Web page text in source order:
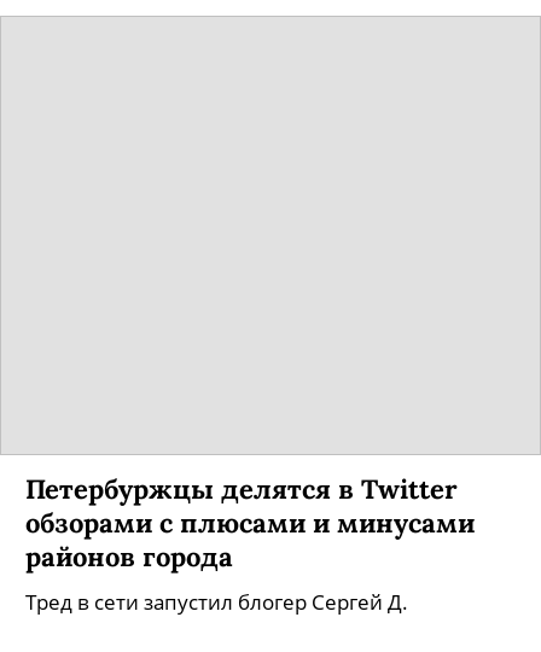
Петербуржцы делятся в Twitter
обзорами с плюсами и минусами
районов города
Тред в сети запустил блогер Сергей Д.